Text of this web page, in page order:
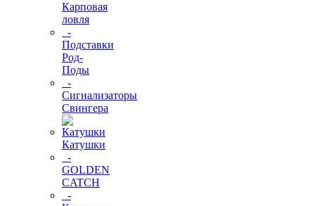
Карповая
ловля
-
Подставки
Род-
Поды
-
Сигнализаторы
Свингера
Катушки
-
GOLDEN
CATCH
-